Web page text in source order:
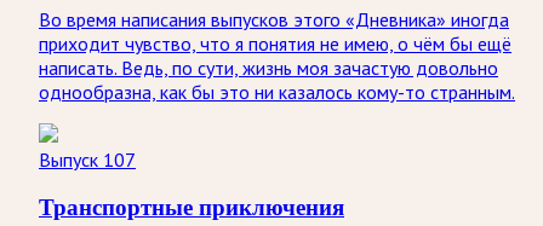
Во время написания выпусков этого «Дневника» иногда
приходит чувство, что я понятия не имею, о чём бы ещё
написать. Ведь, по сути, жизнь моя зачастую довольно
однообразна, как бы это ни казалось кому-то странным.
Выпуск 107
Транспортные приключения